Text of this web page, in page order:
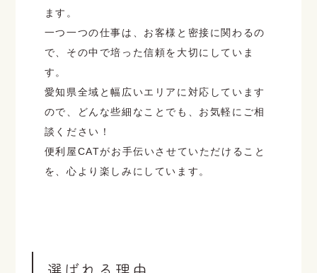
ます。
一つ一つの仕事は、お客様と密接に関わるの
で、その中で培った信頼を大切にしていま
す。
愛知県全域と幅広いエリアに対応しています
ので、どんな些細なことでも、お気軽にご相
談ください！
便利屋CATがお手伝いさせていただけること
を、心より楽しみにしています。